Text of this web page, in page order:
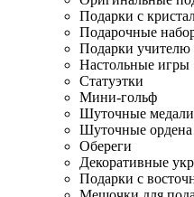
Подарки с
Подарочные
Подарки учителю
Настольные игры
Статуэтки
Мини-гольф
Шуточные медали
Шуточные ордена
Обереги
Декоративные
Подарки с